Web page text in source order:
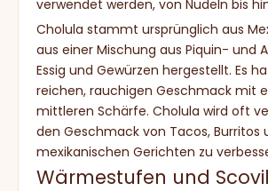
verwendet werden, von Nudeln bis
Cholula stammt ursprünglich aus
aus einer Mischung aus Piquin- und
Essig und Gewürzen hergestellt. Es
reichen, rauchigen Geschmack mit
mittleren Schärfe. Cholula wird oft
den Geschmack von Tacos, Burritos
mexikanischen Gerichten zu
Wärmestufen und